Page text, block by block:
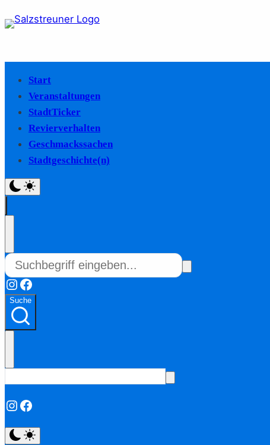
Start
Veranstaltungen
StadtTicker
Revierverhalten
Geschmackssachen
Stadtgeschichte(n)
Instagram
Facebook
Suche
Instagram
Facebook